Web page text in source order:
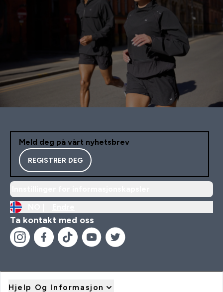
Meld deg på vårt nyhetsbrev
REGISTRER DEG
Ta kontakt med oss
Hjelp Og Informasjon